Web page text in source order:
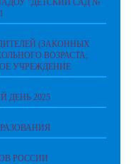
"ДЕТСКИЙ САД №
(ЗАКОННЫХ
ВОЗРАСТА,
УЧРЕЖДЕНИЕ
ДЕНЬ 2025
РОССИИ